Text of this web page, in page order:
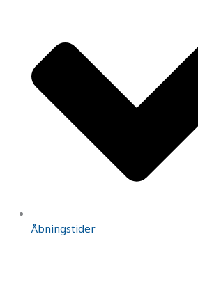
Åbningstider